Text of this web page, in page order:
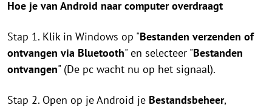
Hoe je van Android naar computer overdraagt
Stap 1. Klik in Windows op "Bestanden verzenden of
ontvangen via Bluetooth" en selecteer "Bestanden
ontvangen" (De pc wacht nu op het signaal).
Stap 2. Open op je Android je Bestandsbeheer,